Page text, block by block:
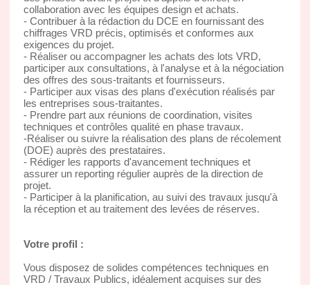
collaboration avec les équipes design et achats.
- Contribuer à la rédaction du DCE en fournissant des
chiffrages VRD précis, optimisés et conformes aux
exigences du projet.
- Réaliser ou accompagner les achats des lots VRD,
participer aux consultations, à l'analyse et à la négociation
des offres des sous-traitants et fournisseurs.
- Participer aux visas des plans d'exécution réalisés par
les entreprises sous-traitantes.
- Prendre part aux réunions de coordination, visites
techniques et contrôles qualité en phase travaux.
-Réaliser ou suivre la réalisation des plans de récolement
(DOE) auprès des prestataires.
- Rédiger les rapports d'avancement techniques et
assurer un reporting régulier auprès de la direction de
projet.
- Participer à la planification, au suivi des travaux jusqu'à
la réception et au traitement des levées de réserves.
Votre profil :
Vous disposez de solides compétences techniques en
VRD / Travaux Publics, idéalement acquises sur des